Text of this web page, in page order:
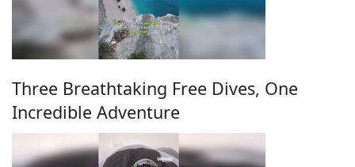
Three Breathtaking Free Dives, One
Incredible Adventure